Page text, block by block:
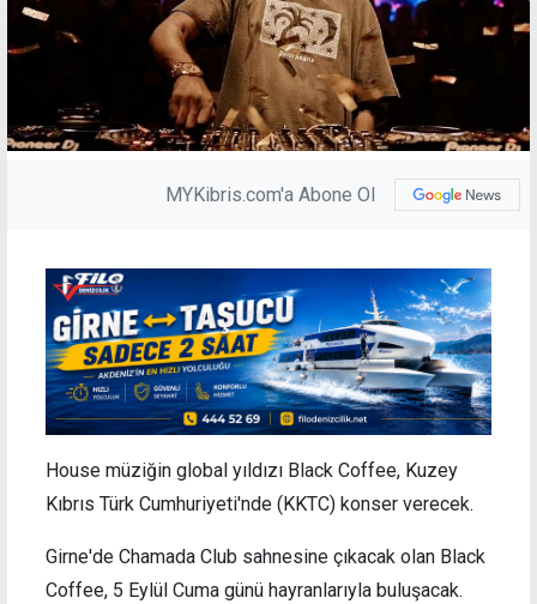
MYKibris.com'a Abone Ol
House müziğin global yıldızı Black Coffee, Kuzey
Kıbrıs Türk Cumhuriyeti'nde (KKTC) konser verecek.
Girne'de Chamada Club sahnesine çıkacak olan Black
Coffee, 5 Eylül Cuma günü hayranlarıyla buluşacak.